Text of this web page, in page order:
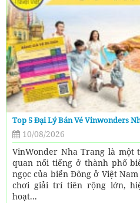
Top 5 Đại Lý Bán Vé Vinwonders
10/08/2026
VinWonder Nha Trang là một
quan nổi tiếng ở thành phố
ngọc của biển Đông ở Việt
chơi giải trí tiên rộng lớn,
hoạt...